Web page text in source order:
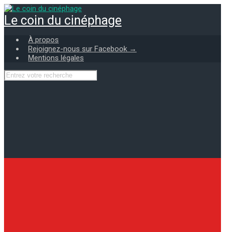
Skip
to
main
content
Le coin du cinéphage
À propos
Rejoignez-nous sur Facebook →
Mentions légales